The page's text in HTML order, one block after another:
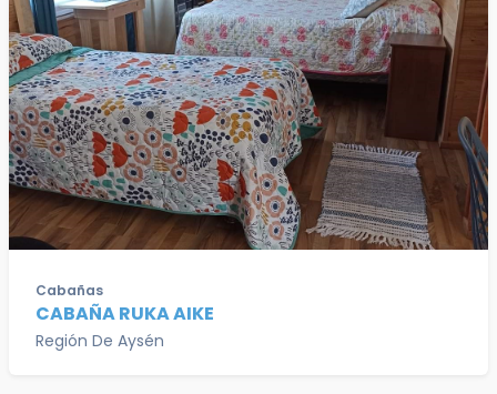
Cabañas
CABAÑA RUKA AIKE
Región De Aysén